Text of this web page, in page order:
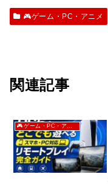
🎮ゲーム・PC・アニメ
関連記事